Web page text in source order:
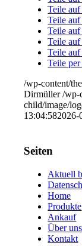
Teile auf
Teile
Teile
Teile
Teile
Teile
/wp-content/
Dirmüller /wp-
child/image/
13:04:582026-
Seiten
Aktuell
Home
Produkte
Ankauf
Über uns
Kontakt